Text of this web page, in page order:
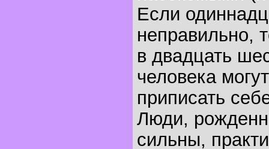
Если
неправильно,
в двадцать
человека
приписать
Люди,
сильны,